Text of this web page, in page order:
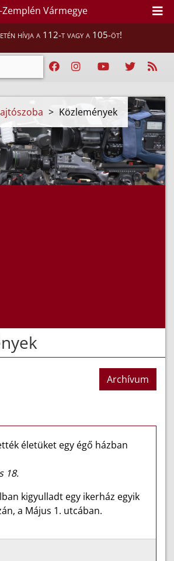
Vármegye
hívja a 112-t vagy a 105-öt!
> Közlemények
Archívum
életüket egy égő házban
18.
kigyulladt egy ikerház egyik
a Május 1. utcában.